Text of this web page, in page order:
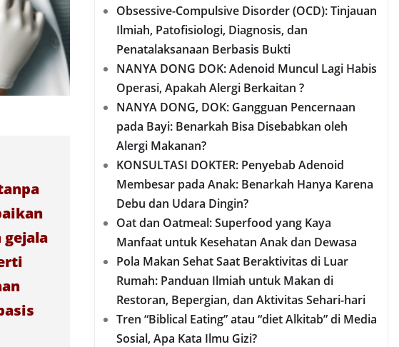
Obsessive-Compulsive Disorder (OCD): Tinjauan
Ilmiah, Patofisiologi, Diagnosis, dan
Penatalaksanaan Berbasis Bukti
NANYA DONG DOK: Adenoid Muncul Lagi Habis
Operasi, Apakah Alergi Berkaitan ?
NANYA DONG, DOK: Gangguan Pencernaan
pada Bayi: Benarkah Bisa Disebabkan oleh
Alergi Makanan?
KONSULTASI DOKTER: Penyebab Adenoid
Membesar pada Anak: Benarkah Hanya Karena
Debu dan Udara Dingin?
Oat dan Oatmeal: Superfood yang Kaya
Manfaat untuk Kesehatan Anak dan Dewasa
Pola Makan Sehat Saat Beraktivitas di Luar
Rumah: Panduan Ilmiah untuk Makan di
Restoran, Bepergian, dan Aktivitas Sehari-hari
Tren “Biblical Eating” atau “diet Alkitab” di Media
Sosial, Apa Kata Ilmu Gizi?